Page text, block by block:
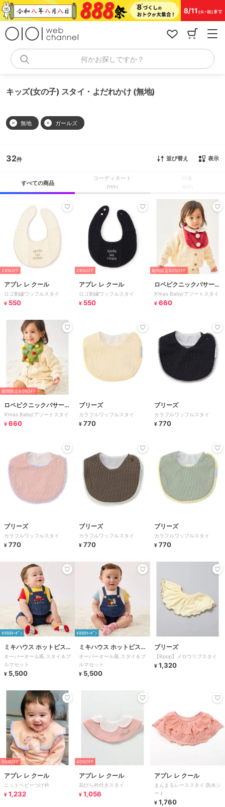
コ
ン
何かお探しですか？
キッズ(女の子) スタイ・よだれかけ (無地)
無地 ガールズ
32 並び替え 表示
すべての商品
コーディネート
(11件) (0件)
28%OFF
アプレ レ クール
ロゴ刺繍ワッフルスタイ
¥ 550
28%OFF
アプレ レ クール
ロゴ刺繍ワッフルスタイ
¥ 550
期間限定60%OFF
ロペピクニックパサージ
ュ
X'mas Baby/アソートスタイ
¥ 660
期間限定60%OFF
ロペピクニックパサージ
ュ
X'mas Baby/アソートスタイ
¥ 660
ブリーズ
カラフルワッフルスタイ
¥ 770
ブリーズ
カラフルワッフルスタイ
¥ 770
ブリーズ
カラフルワッフルスタイ
¥ 770
ブリーズ
カラフルワッフルスタイ
¥ 770
ブリーズ
カラフルワッフルスタイ
¥ 770
¥888ｸｰﾎﾟﾝ
ミキハウス ホットビスケ
ッツ
オーバーオール風 スタイ＆ブ
ルマセット
¥ 5,500
¥888ｸｰﾎﾟﾝ
ミキハウス ホットビスケ
ッツ
オーバーオール風 スタイ＆ブ
ルマセット
¥ 5,500
ブリーズ
【Bpop】メロウリブスタイ
¥ 1,320
30%OFF
アプレ レ クール
ニットベビーつけ衿
¥ 1,232
40%OFF
アプレ レ クール
花びら衿付きスタイ
¥ 1,056
アプレ レ クール
まんまるレーススタイ 防水シ
ート
¥ 1,760